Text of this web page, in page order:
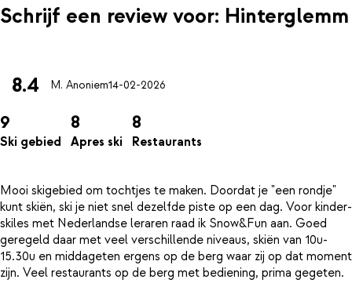
Schrijf een review voor: Hinterglemm
8.4 M. Anoniem14-02-2026
9
Ski gebied
8
Apres ski
8
Restaurants
Mooi skigebied om tochtjes te maken. Doordat je "een rondje"
kunt skiën, ski je niet snel dezelfde piste op een dag. Voor kinder-
skiles met Nederlandse leraren raad ik Snow&Fun aan. Goed
geregeld daar met veel verschillende niveaus, skiën van 10u-
15.30u en middageten ergens op de berg waar zij op dat moment
zijn. Veel restaurants op de berg met bediening, prima gegeten.